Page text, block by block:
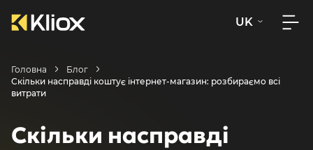
UK
Головна
Блог
Скільки насправді коштує інтернет-магазин: розбираємо всі
витрати
Скільки насправді